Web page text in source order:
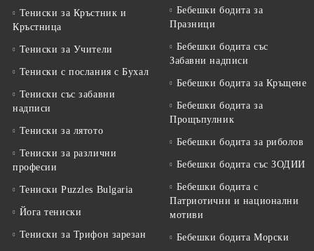
Тениски за Кръстник и
Кръстница
Тениски за Учители
Тениски с послания с Бухал
Тениски със забавни
надписи
Тениски за лятото
Тениски за различни
професии
Тениски Puzzles Bulgaria
Йога тениски
Тениски за Трифон зарезан
Бебешки бодита за
Празници
Бебешки бодита със
Забавни надписи
Бебешки бодита за Кръщене
Бебешки бодита за
Прощъпулник
Бебешки бодита за риболов
Бебешки бодита със ЗОДИИ
Бебешки бодита с
Патриотични и национални
мотиви
Бебешки бодита Морски